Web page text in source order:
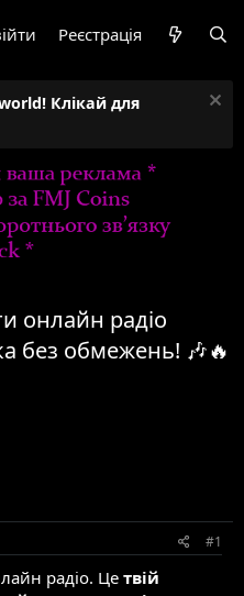
Реєстрація
Клікай для
онлайн радіо
без обмежень! 🎶🔥
#1
радіо. Це твій